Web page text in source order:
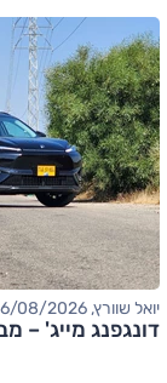
יואל שוורץ, 06/08/2026
דונגפנג מייג' –